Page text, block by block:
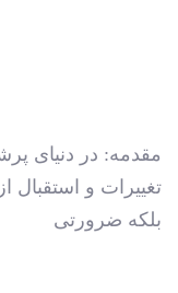
مقدمه: در دنیای
تغییرات و استقبال
بلکه ضرورتی